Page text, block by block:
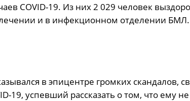
COVID-19. Из них 2 029 человек
и в инфекционном отделении БМЛ.
в эпицентре громких скандалов,
19, успевший рассказать о том, что ему не